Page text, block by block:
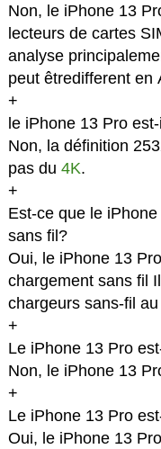
Non, le iPhone 13
lecteurs de cartes
analyse
peut êtredifferent en
+
le iPhone 13 Pro
Non, la définition
pas du 4K.
+
Est-ce que le
sans fil?
Oui, le iPhone 13
chargement sans fil Il est compatible avec les
chargeurs sans-fil
+
Le iPhone 13 Pro
Non, le iPhone 13
+
Le iPhone 13 Pro
Oui, le iPhone 13